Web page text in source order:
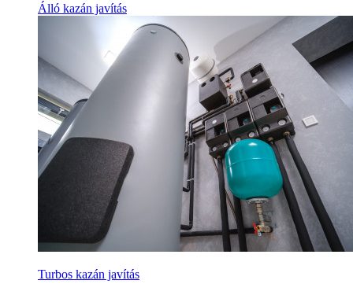
Álló kazán javítás
Turbos kazán javítás